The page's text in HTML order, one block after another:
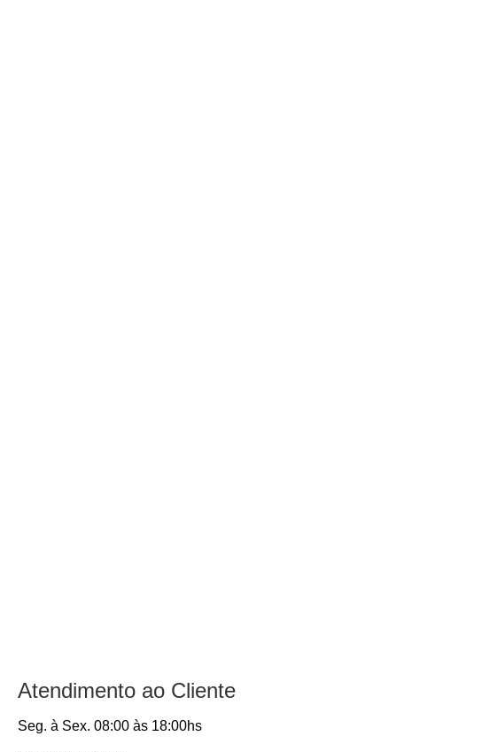
Atendimento ao Cliente
Seg. à Sex. 08:00 às 18:00hs